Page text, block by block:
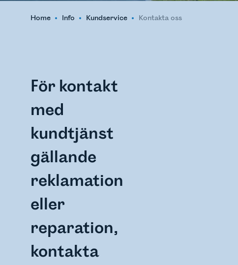
Home Info Kundservice Kontakta oss
För kontakt
med
kundtjänst
gällande
reklamation
eller
reparation,
kontakta